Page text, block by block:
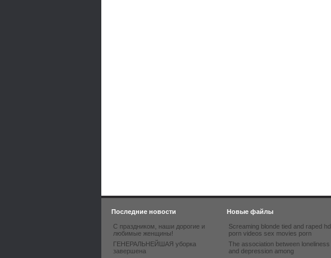
Последние новости
С праздником, наши дорогие и
любимые женщины!
ГЕНЕРАЛЬНЕЙШАЯ уборка
завершена
Новые файлы
Screaming blonde tied and raped hd
porn videos sex movies porn
The association between loneliness
and depression among